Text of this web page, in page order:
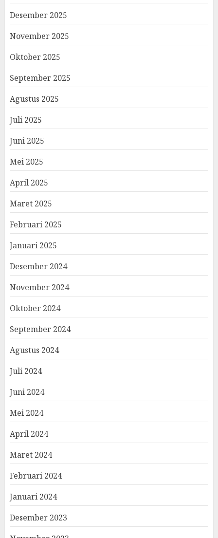
Desember 2025
November 2025
Oktober 2025
September 2025
Agustus 2025
Juli 2025
Juni 2025
Mei 2025
April 2025
Maret 2025
Februari 2025
Januari 2025
Desember 2024
November 2024
Oktober 2024
September 2024
Agustus 2024
Juli 2024
Juni 2024
Mei 2024
April 2024
Maret 2024
Februari 2024
Januari 2024
Desember 2023